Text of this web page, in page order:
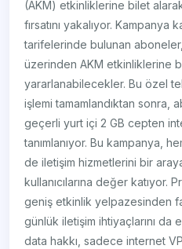
(AKM) etkinliklerine bilet
fırsatını yakalıyor. Kampanya
tarifelerinde bulunan
üzerinden AKM etkinliklerine
yararlanabilecekler. Bu özel
işlemi tamamlandıktan sonra,
geçerli yurt içi 2 GB cepten
tanımlanıyor. Bu kampanya,
de iletişim hizmetlerini bir
kullanıcılarına değer katıyor.
geniş etkinlik yelpazesinden
günlük iletişim ihtiyaçlarını da
data hakkı, sadece internet